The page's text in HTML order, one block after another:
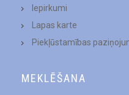
Iepirkumi
Lapas karte
Piekļūstamības
MEKLĒŠANA